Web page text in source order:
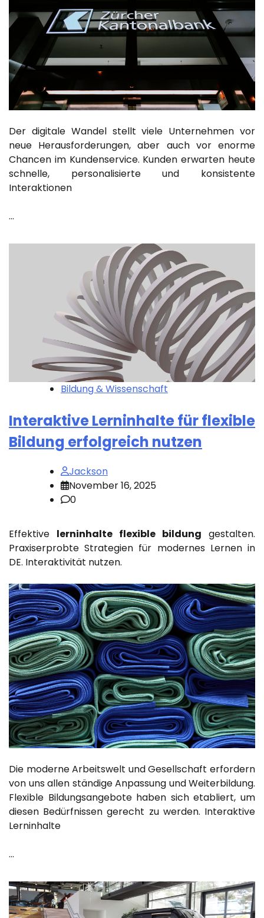
Der digitale Wandel stellt viele Unternehmen vor
neue Herausforderungen, aber auch vor enorme
Chancen im Kundenservice. Kunden erwarten heute
schnelle, personalisierte und konsistente
Interaktionen
…
Bildung & Wissenschaft
Interaktive Lerninhalte für flexible
Bildung erfolgreich nutzen
Jackson
November 16, 2025
0
Effektive lerninhalte flexible bildung gestalten.
Praxiserprobte Strategien für modernes Lernen in
DE. Interaktivität nutzen.
Die moderne Arbeitswelt und Gesellschaft erfordern
von uns allen ständige Anpassung und Weiterbildung.
Flexible Bildungsangebote haben sich etabliert, um
diesen Bedürfnissen gerecht zu werden. Interaktive
Lerninhalte
…